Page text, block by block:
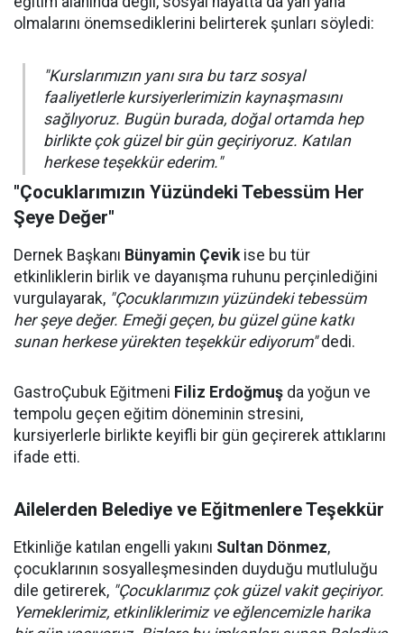
olmalarını önemsediklerini belirterek şunları söyledi:
"Kurslarımızın yanı sıra bu tarz sosyal
faaliyetlerle kursiyerlerimizin kaynaşmasını
sağlıyoruz. Bugün burada, doğal ortamda hep
birlikte çok güzel bir gün geçiriyoruz. Katılan
herkese teşekkür ederim."
"Çocuklarımızın Yüzündeki Tebessüm Her
Şeye Değer"
Dernek Başkanı Bünyamin Çevikise bu tür
etkinliklerin birlik ve dayanışma ruhunu perçinlediğini
vurgulayarak, "Çocuklarımızın yüzündeki tebessüm
her şeye değer. Emeği geçen, bu güzel güne katkı
sunan herkese yürekten teşekkür ediyorum"dedi.
GastroÇubuk Eğitmeni Filiz Erdoğmuş da yoğun ve
tempolu geçen eğitim döneminin stresini,
kursiyerlerle birlikte keyifli bir gün geçirerek attıklarını
ifade etti.
Ailelerden Belediye ve Eğitmenlere Teşekkür
Etkinliğe katılan engelli yakını Sultan Dönmez,
çocuklarının sosyalleşmesinden duyduğu mutluluğu
dile getirerek, "Çocuklarımız çok güzel vakit geçiriyor.
Yemeklerimiz, etkinliklerimiz ve eğlencemizle harika